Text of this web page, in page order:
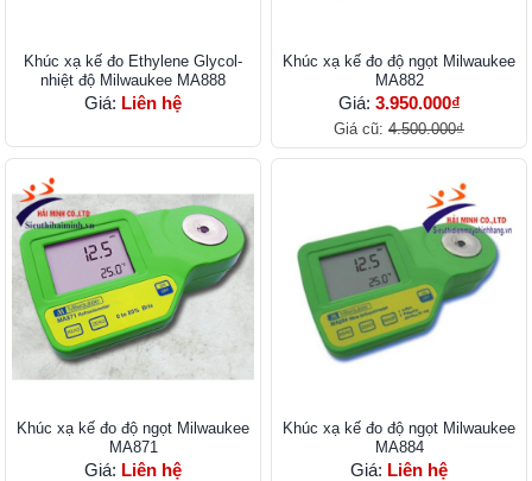
Khúc xạ kế đo Ethylene Glycol-
nhiệt độ Milwaukee MA888
Giá: Liên hệ
Khúc xạ kế đo độ ngọt Milwaukee
MA882
Giá: 3.950.000₫
Giá cũ: 4.500.000₫
Khúc xạ kế đo độ ngọt Milwaukee
MA871
Giá: Liên hệ
Khúc xạ kế đo độ ngọt Milwaukee
MA884
Giá: Liên hệ